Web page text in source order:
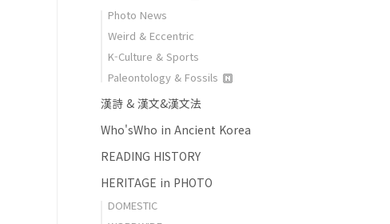
Photo News
Weird & Eccentric
K-Culture & Sports
Paleontology & Fossils
漢詩 & 漢文&漢文法
Who'sWho in Ancient Korea
READING HISTORY
HERITAGE in PHOTO
DOMESTIC